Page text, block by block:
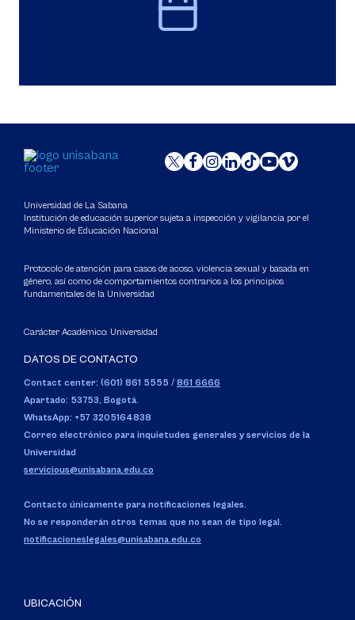
Universidad de La Sabana
Institución de educación superior sujeta a inspección y vigilancia por el
Ministerio de Educación Nacional
Protocolo de atención para casos de acoso, violencia sexual y basada en
género, así como de comportamientos contrarios a los principios
fundamentales de la Universidad
Carácter Académico: Universidad
DATOS DE CONTACTO
Contact center: (601) 861 5555 / 861 6666
Apartado: 53753, Bogotá.
WhatsApp: +57 3205164838
Correo electrónico para inquietudes generales y servicios de la
Universidad
servicious@unisabana.edu.co
Contacto únicamente para notificaciones legales.
No se responderán otros temas que no sean de tipo legal.
notificacioneslegales@unisabana.edu.co
UBICACIÓN